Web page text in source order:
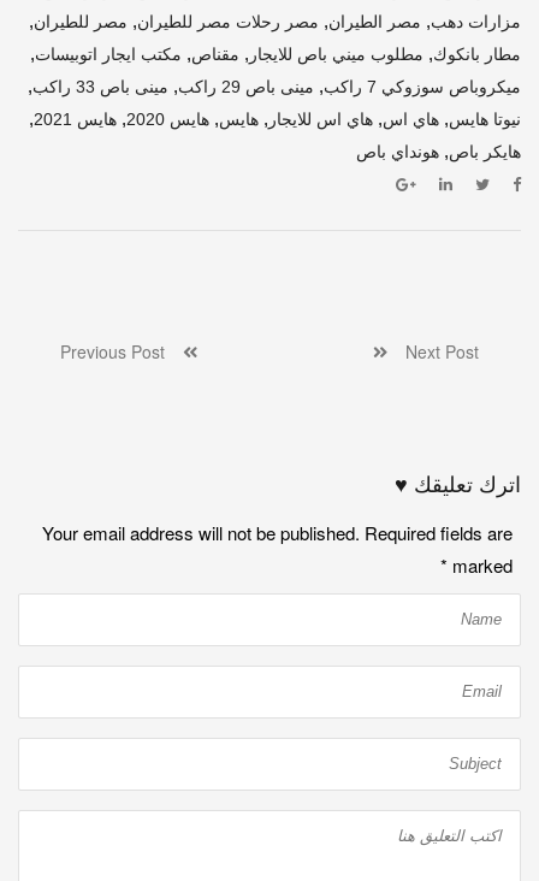
مزارات دهب, مصر الطيران, مصر رحلات مصر للطيران, مصر للطيران,
مطار بانكوك, مطلوب ميني باص للايجار , مقناص, مكتب ايجار اتوبيسات,
ميكروباص سوزوكي 7 راكب , مينى باص 29 راكب , مينى باص 33 راكب ,
نيوتا هايس, هاي اس, هاي اس للايجار , هايس, هايس 2020 , هايس 2021 ,
هايكر باص, هونداي باص
Next Post
اترك تعليقك ♥
Your email address will not be published. Required fields are
marked
*